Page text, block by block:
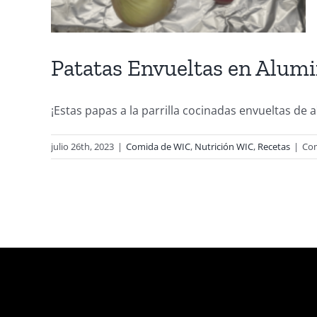
Patatas Envueltas en
¡Estas papas a la parrilla cocinadas envueltas de
julio 26th, 2023 | Comida de WIC, Nutrición WIC, Recetas |